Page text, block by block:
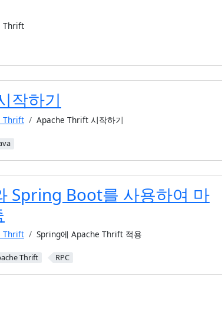
Thrift
작하기
Thrift Apache Thrift 시작하기
Spring Boot를 사용하여 마
Thrift Spring에 Apache Thrift 적용
Thrift RPC